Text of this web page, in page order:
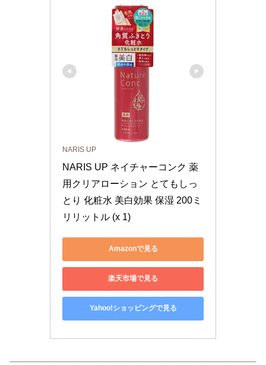
NARIS UP
NARIS UP ネイチャーコンク 薬
用クリアローション とてもしっ
とり 化粧水 美白効果 保湿 200ミ
リリットル (x 1)
Amazonで見る
楽天市場で見る
Yahoo!ショッピングで見る